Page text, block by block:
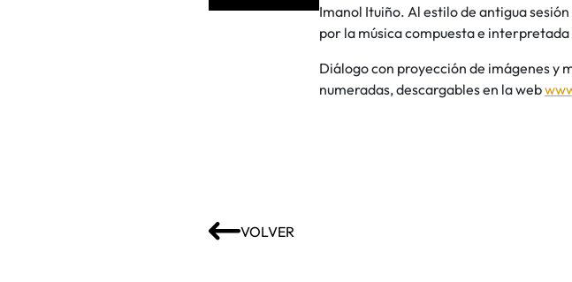
Imanol Ituiño. Al estilo de antigua
por la música compuesta e
Diálogo con proyección de imágenes y
numeradas, descargables en la web
VOLVER